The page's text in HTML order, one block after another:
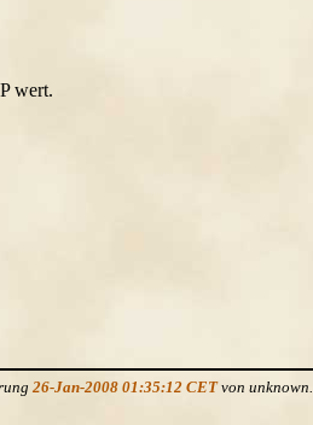
wert.
26-Jan-2008 01:35:12 CETvon unknown.